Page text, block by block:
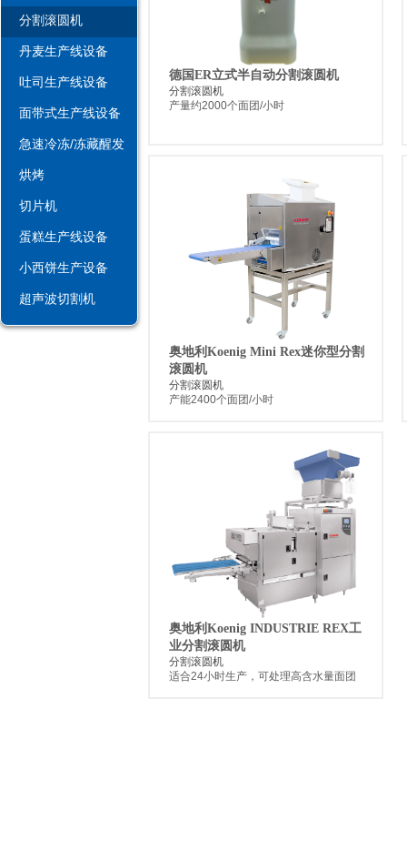
分割滚圆机
丹麦生产线设备
吐司生产线设备
面带式生产线设备
急速冷冻/冻藏醒发
烘烤
切片机
蛋糕生产线设备
小西饼生产设备
超声波切割机
德国ER立式半自动分割滚圆机
分割滚圆机
产量约2000个面团/小时
奥地利Koenig Mini Rex迷你型分割
滚圆机
分割滚圆机
产能2400个面团/小时
奥地利Koenig INDUSTRIE REX工
业分割滚圆机
分割滚圆机
适合24小时生产，可处理高含水量面团